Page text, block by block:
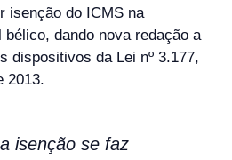
isenção do ICMS na
dando nova redação a
dispositivos da Lei nº 3.177,
2013.
isenção se faz